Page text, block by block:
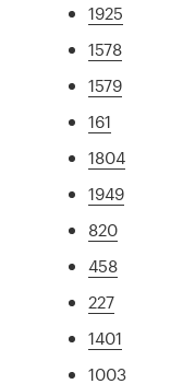
1925
1578
1579
161
1804
1949
820
458
227
1401
1003